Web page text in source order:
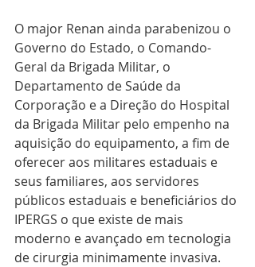
O major Renan ainda parabenizou o
Governo do Estado, o Comando-
Geral da Brigada Militar, o
Departamento de Saúde da
Corporação e a Direção do Hospital
da Brigada Militar pelo empenho na
aquisição do equipamento, a fim de
oferecer aos militares estaduais e
seus familiares, aos servidores
públicos estaduais e beneficiários do
IPERGS o que existe de mais
moderno e avançado em tecnologia
de cirurgia minimamente invasiva.